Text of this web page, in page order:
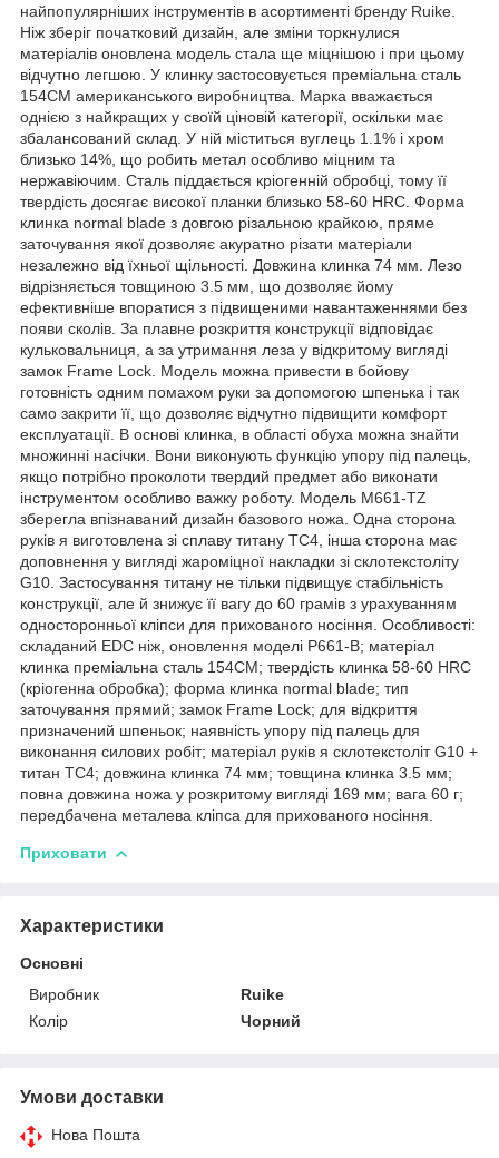
найпопулярніших інструментів в асортименті бренду Ruike.
Ніж зберіг початковий дизайн, але зміни торкнулися
матеріалів оновлена модель стала ще міцнішою і при цьому
відчутно легшою. У клинку застосовується преміальна сталь
154СМ американського виробництва. Марка вважається
однією з найкращих у своїй ціновій категорії, оскільки має
збалансований склад. У ній міститься вуглець 1.1% і хром
близько 14%, що робить метал особливо міцним та
нержавіючим. Сталь піддається кріогенній обробці, тому її
твердість досягає високої планки близько 58-60 HRC. Форма
клинка normal blade з довгою різальною крайкою, пряме
заточування якої дозволяє акуратно різати матеріали
незалежно від їхньої щільності. Довжина клинка 74 мм. Лезо
відрізняється товщиною 3.5 мм, що дозволяє йому
ефективніше впоратися з підвищеними навантаженнями без
появи сколів. За плавне розкриття конструкції відповідає
кульковальниця, а за утримання леза у відкритому вигляді
замок Frame Lock. Модель можна привести в бойову
готовність одним помахом руки за допомогою шпенька і так
само закрити її, що дозволяє відчутно підвищити комфорт
експлуатації. В основі клинка, в області обуха можна знайти
множинні насічки. Вони виконують функцію упору під палець,
якщо потрібно проколоти твердий предмет або виконати
інструментом особливо важку роботу. Модель M661-TZ
зберегла впізнаваний дизайн базового ножа. Одна сторона
руків я виготовлена зі сплаву титану ТС4, інша сторона має
доповнення у вигляді жароміцної накладки зі склотекстоліту
G10. Застосування титану не тільки підвищує стабільність
конструкції, але й знижує її вагу до 60 грамів з урахуванням
односторонньої кліпси для прихованого носіння. Особливості:
складаний EDC ніж, оновлення моделі P661-B; матеріал
клинка преміальна сталь 154СМ; твердість клинка 58-60 HRC
(кріогенна обробка); форма клинка normal blade; тип
заточування прямий; замок Frame Lock; для відкриття
призначений шпеньок; наявність упору під палець для
виконання силових робіт; матеріал руків я склотекстоліт G10 +
титан ТС4; довжина клинка 74 мм; товщина клинка 3.5 мм;
повна довжина ножа у розкритому вигляді 169 мм; вага 60 г;
передбачена металева кліпса для прихованого носіння.
Приховати
Характеристики
Основні
Виробник
Ruike
Колір
Чорний
Умови доставки
Нова Пошта